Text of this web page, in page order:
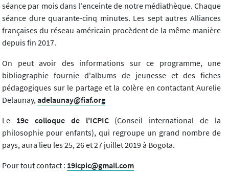
séance par mois dans l'enceinte de notre médiathèque. Chaque
séance dure quarante-cinq minutes. Les sept autres Alliances
françaises du réseau américain procèdent de la même manière
depuis fin 2017.
On peut avoir des informations sur ce programme, une
bibliographie fournie d'albums de jeunesse et des fiches
pédagogiques sur le partage et la colère en contactant Aurelie
Delaunay,adelaunay@fiaf.org
Le 19e colloque de l'ICPIC(Conseil international de la
philosophie pour enfants), qui regroupe un grand nombre de
pays, aura lieu les 25, 26 et 27 juillet 2019 à Bogota.
Pour tout contact : 19icpic@gmail.com